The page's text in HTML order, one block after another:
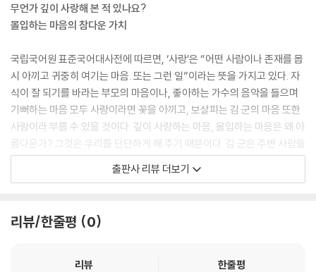
무언가 깊이 사랑해 본 적 있나요?
몰입하는 마음의 참다운 가치
국립국어원 표준국어대사전에 따르면, ‘사랑’은 “어떤 사람이나 존재를 몹
시 아끼고 귀중히 여기는 마음. 또는 그런 일”이라는 뜻을 가지고 있다. 자
식이 잘 되기를 바라는 부모의 마음이나, 좋아하는 가수의 음악을 들으며
기뻐하는 마음 모두 사랑이라면 꽃을 아끼고, 보살피는 김 군의 마음 또한
사랑이라 부를 수 있을 것이다. 깊이 사랑하는 마음, 몰입하는 마음은 왜 아
름다운가? 그것은 우리를 단단하게 해 주기 때문이다. 김 군은 주변 사람들
에게 손가락질당해도 개의치 않는다. 오히려 세상 사람들이 꽃의 아름다움
을 알지 못해서 그러는 것뿐이라며 넓은 아량을 베풀기까지 한다.
가꾸고, 화초를 극진히 보살피고, 심지어 반려동물에게도 꽃 이름을 지어
할 수 없었던 일들이다. 그러니 무언가에 몰입하여 깊이 탐구하는 사람을
출판사 리뷰 더보기
리뷰/한줄평 0
리뷰
한줄평